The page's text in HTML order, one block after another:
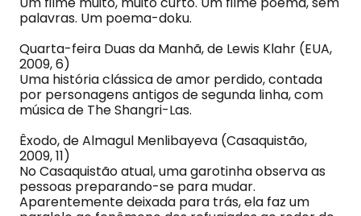
palavras. Um poema-doku.
Quarta-feira Duas da Manhã, de Lewis Klahr (EUA,
2009, 6)
Uma história clássica de amor perdido, contada
por personagens antigos de segunda linha, com
música de The Shangri-Las.
Êxodo, de Almagul Menlibayeva (Casaquistão,
2009, 11)
No Casaquistão atual, uma garotinha observa as
pessoas preparando-se para mudar.
Aparentemente deixada para trás, ela faz um